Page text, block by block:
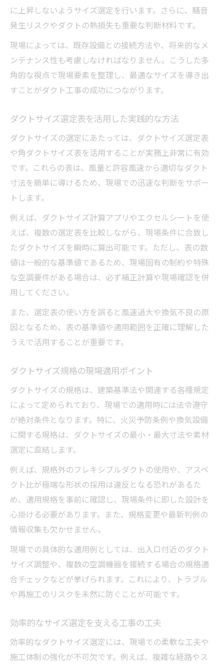
に上昇しないようサイズ選定を行います。さらに、騒音
発生リスクやダクトの熱損失も重要な判断材料です。
現場によっては、既存設備との接続方法や、将来的なメ
ンテナンス性も考慮しなければなりません。こうした多
角的な視点で現場要素を整理し、最適なサイズを導き出
すことがダクト工事の成功につながります。
ダクトサイズ選定表を活用した実践的な方法
ダクトサイズの選定にあたっては、ダクトサイズ選定表
や角ダクトサイズ表を活用することが実務上非常に有効
です。これらの表は、風量と許容風速から適切なダクト
寸法を簡単に導けるため、現場での迅速な判断をサポー
トします。
例えば、ダクトサイズ計算アプリやエクセルシートを使
えば、複数の選定表を比較しながら、現場条件に合致し
たダクトサイズを瞬時に算出可能です。ただし、表の数
値は一般的な基準値であるため、現場固有の制約や特殊
な空調要件がある場合は、必ず補正計算や現場確認を併
用してください。
また、選定表の使い方を誤ると風速過大や換気不良の原
因となるため、表の基準値や適用範囲を正確に理解した
うえで活用することが重要です。
ダクトサイズ規格の現場適用ポイント
ダクトサイズの規格は、建築基準法や関連する各種規定
によって定められており、現場での適用時には法令遵守
が絶対条件となります。特に、火災予防条例や換気設備
に関する規格は、ダクトサイズの最小・最大寸法や素材
選定に直結します。
例えば、規格外のフレキシブルダクトの使用や、アスペ
クト比が極端な形状の採用は違反となる恐れがあるた
め、適用規格を事前に確認し、現場条件に即した設計を
心掛ける必要があります。また、規格変更や最新判例の
情報収集も欠かせません。
現場での具体的な適用例としては、出入口付近のダクト
サイズ調整や、複数の空調機器を接続する場合の規格適
合チェックなどが挙げられます。これにより、トラブル
や再施工のリスクを未然に防ぐことが可能です。
効率的なサイズ選定を支える工事の工夫
効率的なダクトサイズ選定には、現場での柔軟な工夫や
施工体制の強化が不可欠です。例えば、複雑な経路やス